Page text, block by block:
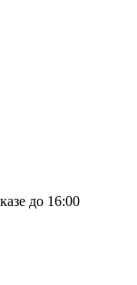
до 16:00